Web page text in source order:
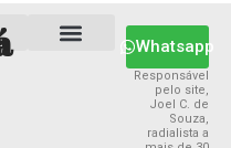
Whatsapp
Responsável
pelo site,
Joel C. de
Souza,
radialista a